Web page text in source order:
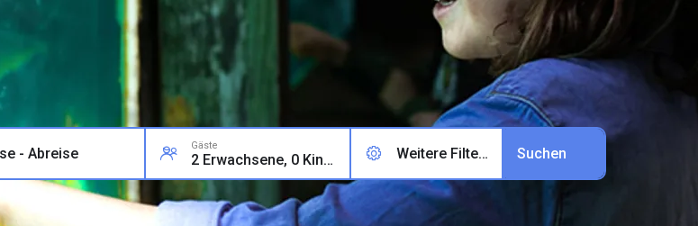
- Abreise Gäste
2 Erwachsene, 0 Kinder, 0 Haustiere Weitere Filter (0)